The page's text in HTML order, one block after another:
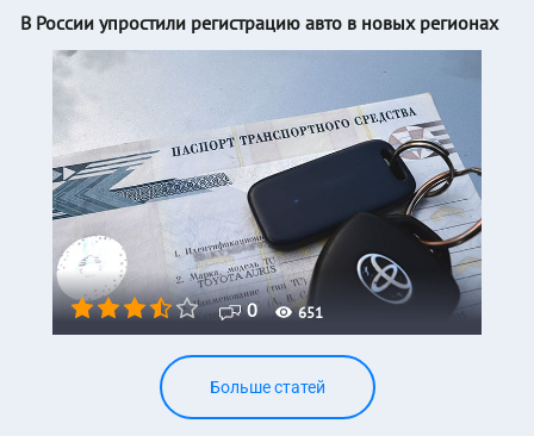
0 651
В России упростили регистрацию авто в новых регионах
Больше статей